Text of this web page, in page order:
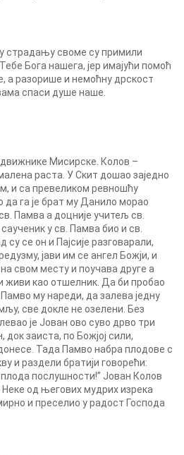
страдању своме су примили
Бога нашега, јер имајући помоћ
а разорише и немоћну дрскост
спаси душе наше.
Мисирске. Колов –
раста. У Скит дошао заједно
и са превеликом ревношћу
да га је брат му Данило морао
Памва а доцније учитељ св.
у св. Памва био и св.
су се он и Пајсије разговарали,
јави им се ангел Божји, и
свом месту и поучава друге а
живи као отшелник. Да би пробао
му нареди, да залева једну
све докле не озелени. Без
је Јован ово суво дрво три
док заиста, по Божјој сили,
Тада Памво набра плодове с
и раздели братији говорећи:
послушности!” Јован Колов
од његових мудрих изрека
и преселио у радост Господа